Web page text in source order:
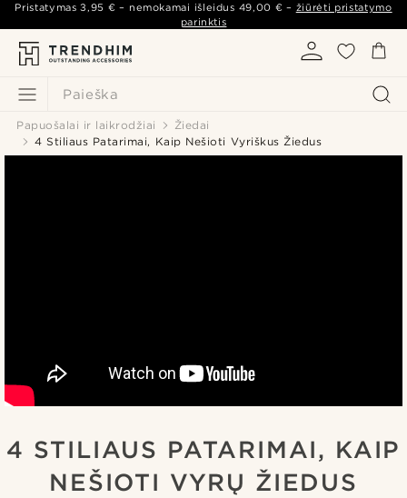
Paieška
Pristatymas3,95 € – nemokamai išleidus 49,00 € – žiūrėti pristatymo
parinktis
Papuošalai ir laikrodžiai
Žiedai
4 Stiliaus Patarimai, Kaip Nešioti Vyriškus Žiedus
4 STILIAUS PATARIMAI, KAIP
NEŠIOTI VYRŲ ŽIEDUS